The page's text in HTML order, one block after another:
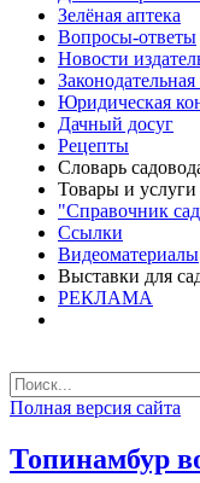
Зелёная аптека
Вопросы-ответы
Новости
Законодательная
Юридическая
Дачный досуг
Рецепты
Словарь
Товары и услуги
"Справочник
Ссылки
Видеоматериалы
Выставки для
РЕКЛАМА
Полная версия сайта
Топинамбур